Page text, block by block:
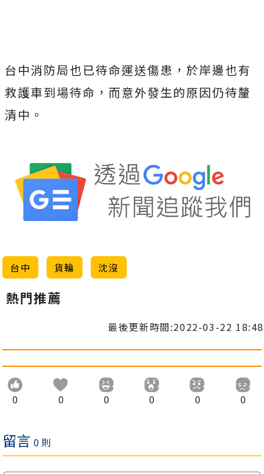
台中消防局也已待命運送傷患，於岸邊也有
救護車到場待命，而意外發生的原因仍待釐
清中。
台中 貨輪 沈沒
熱門推薦
最後更新時間:2022-03-22 18:48
0 0 0 0 0 0